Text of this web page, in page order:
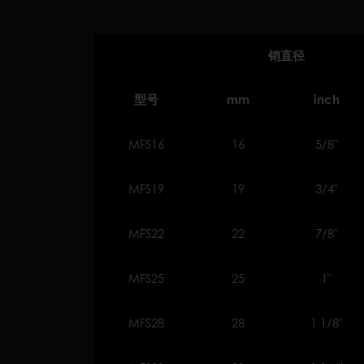
型号
销直径
mm inch
MFS16 16 5/8"
MFS19 19 3/4"
MFS22 22 7/8"
MFS25 25 1"
MFS28 28 1 1/8"